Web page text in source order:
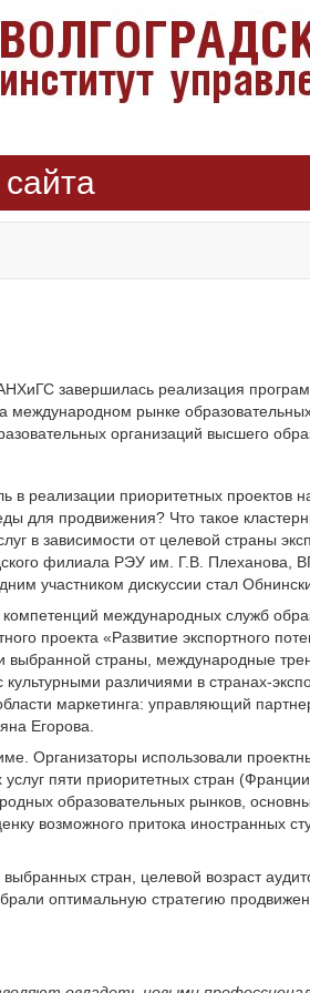
завершилась реализация
рынке
организаций высшего
в реализации приоритетных
для продвижения? Что такое
в зависимости от целевой страны
филиала РЭУ им. Г.В. Плеханова,
участником дискуссии стал
международных служб
проекта «Развитие экспортного
выбранной страны, международные
различиями в странах-
маркетинга: управляющий
Егорова.
Организаторы использовали
пяти приоритетных стран
образовательных рынков,
возможного притока иностранных
стран, целевой возраст
оптимальную стратегию